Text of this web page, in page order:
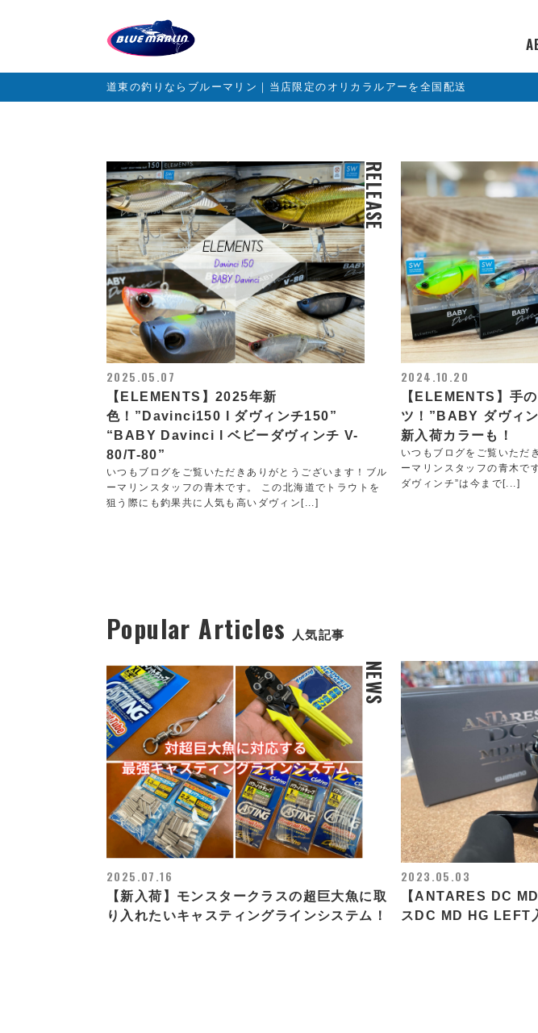
道東の釣りならブルーマリン｜当店限定のオリカラルアーを全国配送
RELEASE
2025.05.07
【ELEMENTS】2025年新
色！”Davinci150 l ダヴィンチ150”
“BABY Davinci l ベビーダヴィンチ V-
80/T-80”
いつもブログをご覧いただきありがとうございます！ブル
ーマリンスタッフの青木です。 この北海道でトラウトを
狙う際にも釣果共に人気も高いダヴィン[...]
2024.10.20
【ELEMENTS】手
ツ！”BABY ダヴィ
新入荷カラーも！
いつもブログをご覧いただ
ーマリンスタッフの青木
ダヴィンチ”は今まで[...]
Popular Articles 人気記事
NEWS
2025.07.16
【新入荷】モンスタークラスの超巨大魚に取
り入れたいキャスティングラインシステム！
2023.05.03
【ANTARES DC
スDC MD HG LEFT